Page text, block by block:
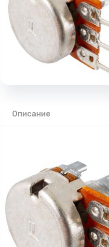
Описание